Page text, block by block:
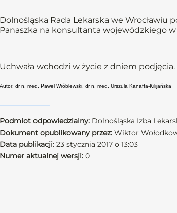
Dolnośląska Rada Lekarska we
Panaszka na konsultanta wojewódzkiego
Uchwała wchodzi w życie z dniem podjęcia.
Autor: dr n. med. Paweł Wróblewski, dr n. med. Urszula Kanaffa-Kilijańska
Podmiot odpowiedzialny: Dolnośląska Izba
Dokument opublikowany przez: Wiktor
Data publikacji: 23 stycznia 2017 o 13:03
Numer aktualnej wersji: 0